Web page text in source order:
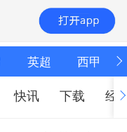
英超 西甲
快讯 下载 经